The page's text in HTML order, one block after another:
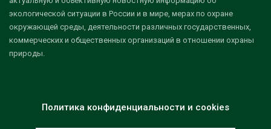
экологической ситуации в России и в мире, мерах по охране
окружающей среды, деятельности различных государственных,
коммерческих и общественных организаций в отношении охраны
природы.
Политика конфиденциальности и cookies